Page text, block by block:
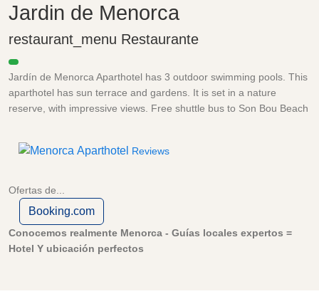
Jardin de Menorca
restaurant_menu Restaurante
Jardín de Menorca Aparthotel has 3 outdoor swimming pools. This
aparthotel has sun terrace and gardens. It is set in a nature
reserve, with impressive views. Free shuttle bus to Son Bou Beach
Reviews
Ofertas de...
Booking.com
Conocemos realmente Menorca - Guías locales expertos =
Hotel Y ubicación perfectos